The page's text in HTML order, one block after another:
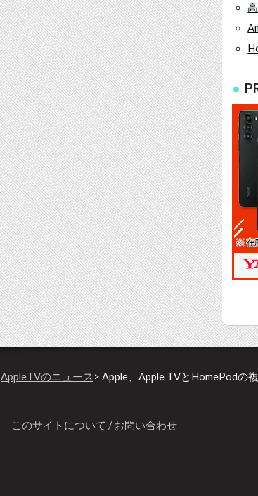
AppleTVのニュース > Apple、Apple TVとHomePodの
このサイトについて / お問い合わせ